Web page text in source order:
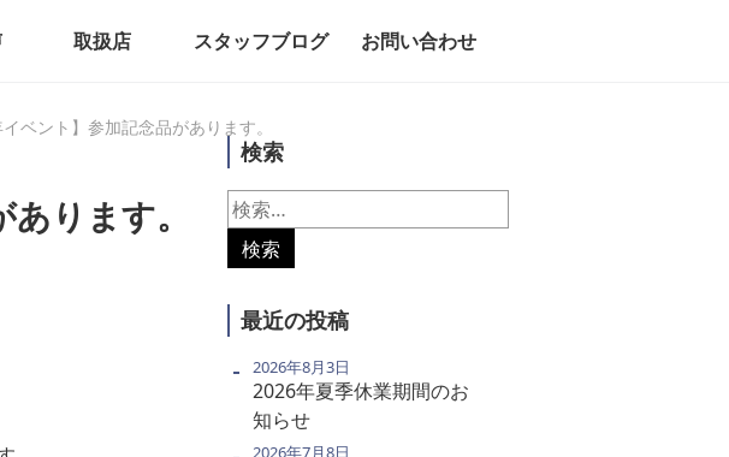
取扱店 スタッフブログ お問い合わせ
ベント】参加記念品があります。
ります。
検索
検
索:
最近の投稿
2026年夏季休業期間のお
知らせ
2026年8月3日
2026年7月8日